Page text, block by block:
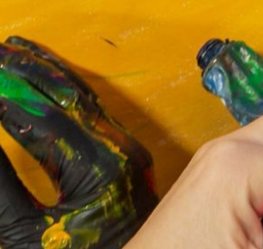
in 60 x 60 cm